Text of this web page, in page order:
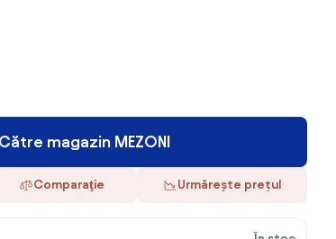
Către magazin MEZONI
Comparaţie Urmărește prețul